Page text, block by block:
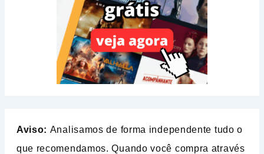
Aviso: Analisamos de forma independente tudo o
que recomendamos. Quando você compra através